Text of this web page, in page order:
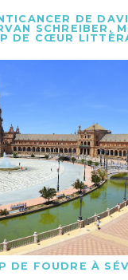
DE
SCHREIBER,
DE CŒUR
DE FOUDRE À